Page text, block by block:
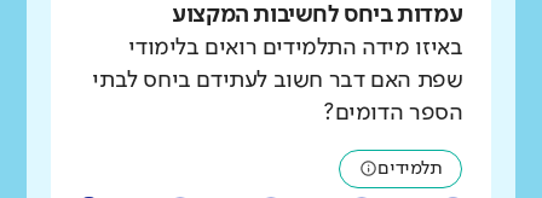
עמדות ביחס לחשיבות המקצוע
באיזו מידה התלמידים רואים בלימודי
שפת האם דבר חשוב לעתידם ביחס לבתי
הספר הדומים?
תלמידים